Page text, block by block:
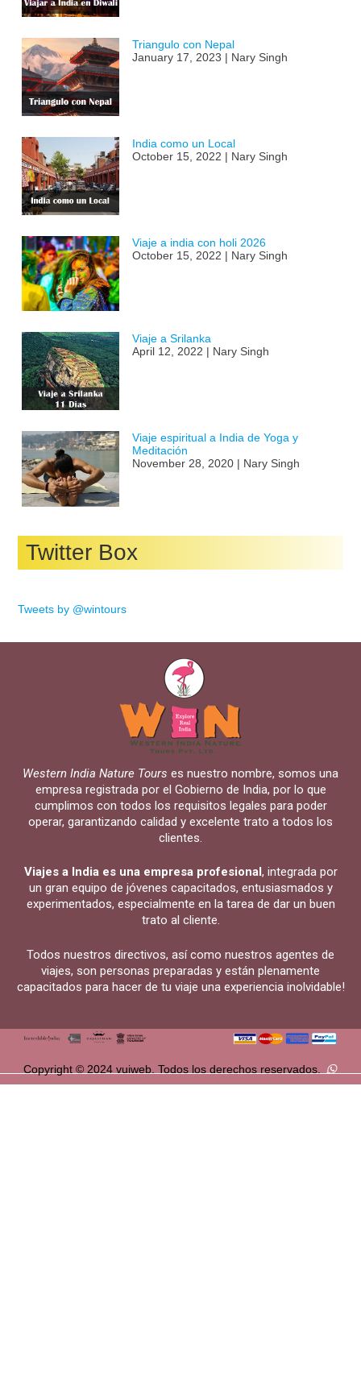
Triangulo con Nepal
January 17, 2023 | Nary Singh
India como un Local
October 15, 2022 | Nary Singh
Viaje a india con holi 2026
October 15, 2022 | Nary Singh
Viaje a Srilanka
April 12, 2022 | Nary Singh
Viaje espiritual a India de Yoga y
Meditación
November 28, 2020 | Nary Singh
Twitter Box
Tweets by @wintours
Western India Nature Tours es nuestro nombre, somos una
empresa registrada por el Gobierno de India, por lo que
cumplimos con todos los requisitos legales para poder
operar, garantizando calidad y excelente trato a todos los
clientes.
Viajes a India es una empresa profesional, integrada por
un gran equipo de jóvenes capacitados, entusiasmados y
experimentados, especialmente en la tarea de dar un buen
trato al cliente.
Todos nuestros directivos, así como nuestros agentes de
viajes, son personas preparadas y están plenamente
capacitados para hacer de tu viaje una experiencia inolvidable!
Copyright © 2024 vuiweb. Todos los derechos reservados.